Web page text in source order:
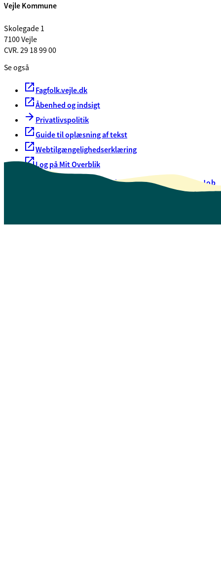
Vejle Kommune
Skolegade 1
7100 Vejle
CVR. 29 18 99 00
Se også
Fagfolk.vejle.dk
Åbenhed og indsigt
Privatlivspolitik
Guide til oplæsning af tekst
Webtilgængelighedserklæring
Log på Mit Overblik
Oversigt over selvbetjeningJob